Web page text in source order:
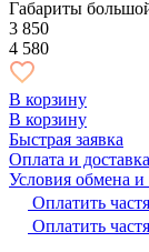
Габариты
3 850
4 580
В корзину
В корзину
Быстрая заявка
Оплата и доставка
Условия обмена и
Оплатить
Оплатить